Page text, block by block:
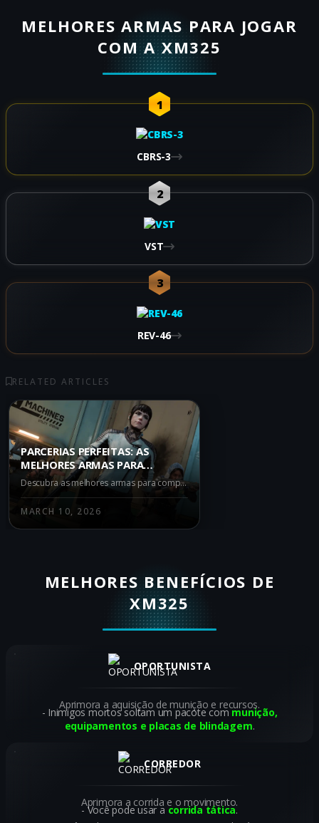
MELHORES ARMAS PARA JOGAR
COM A XM325
1
CBRS-3
2
VST
3
REV-46
RELATED ARTICLES
PARCERIAS PERFEITAS: AS
MELHORES ARMAS PARA
COMBINAR COM O XM325 NO
WARZONE IRON GAUNTLET
Descubra as melhores armas para complementar o XM325 no Warzone Iron Gauntlet. Explore as ligações entre as opções de armas e como maximizar sua eficácia neste modo intenso.
MARCH 10, 2026
MELHORES BENEFÍCIOS DE
XM325
OPORTUNISTA
Aprimora a aquisição de munição e recursos.
Inimigos mortos soltam um pacote communição,
equipamentos e placas de blindagem.
CORREDOR
Aprimora a corrida e o movimento.
Você pode usar acorrida tática.